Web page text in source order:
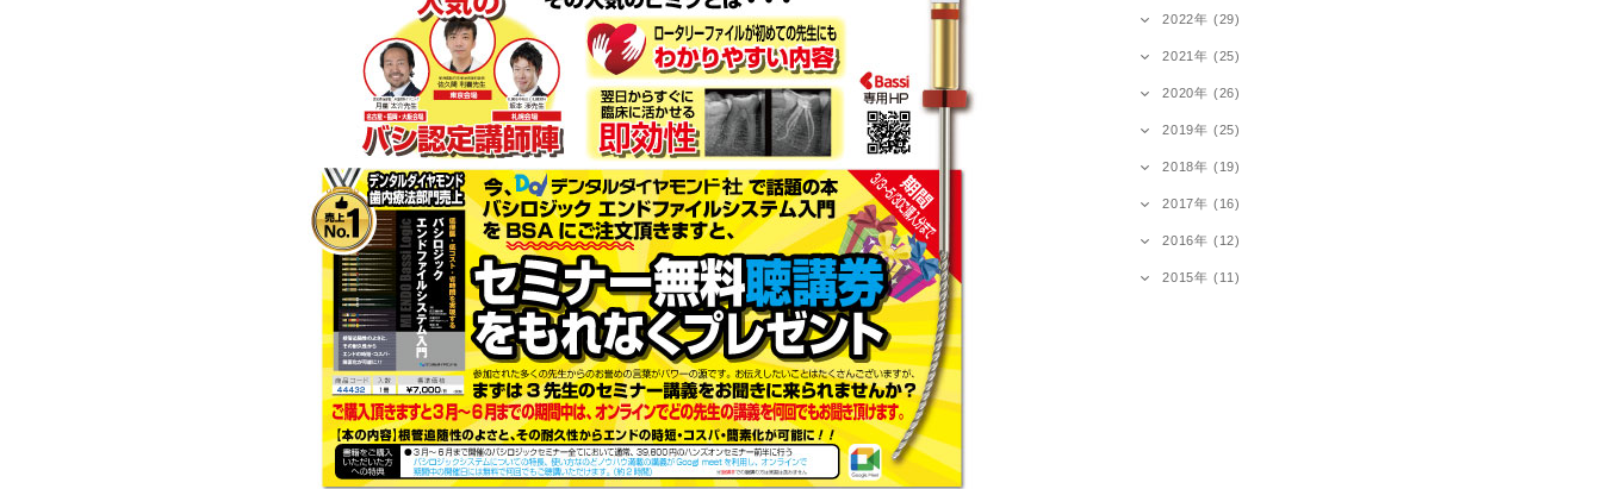
2022年 (29)
2021年 (25)
2020年 (26)
2019年 (25)
2018年 (19)
2017年 (16)
2016年 (12)
2015年 (11)